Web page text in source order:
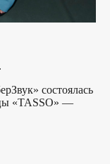
состоялась
«TASSO» —